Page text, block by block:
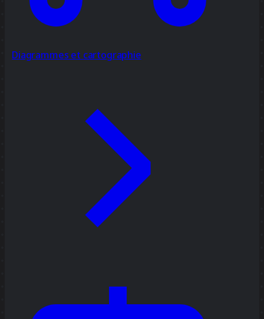
Diagrammes et cartographie